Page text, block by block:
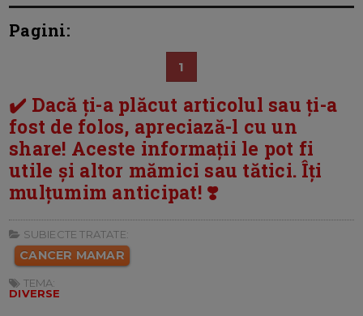
Pagini:
1
✔️ Dacă ți-a plăcut articolul sau ți-a
fost de folos, apreciază-l cu un
share! Aceste informații le pot fi
utile și altor mămici sau tătici. Îți
mulțumim anticipat! ❣️
SUBIECTE TRATATE:
CANCER MAMAR
TEMA:
DIVERSE